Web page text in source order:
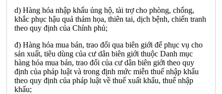
d) Hàng hóa nhập khẩu ủng hộ, tài trợ cho phòng, chống,
khắc phục hậu quả thảm họa, thiên tai, dịch bệnh, chiến tranh
theo quy định của Chính phủ;
đ) Hàng hóa mua bán, trao đổi qua biên giới để phục vụ cho
sản xuất, tiêu dùng của cư dân biên giới thuộc Danh mục
hàng hóa mua bán, trao đổi của cư dân biên giới theo quy
định của pháp luật và trong định mức miễn thuế nhập khẩu
theo quy định của pháp luật về thuế xuất khẩu, thuế nhập
khẩu;